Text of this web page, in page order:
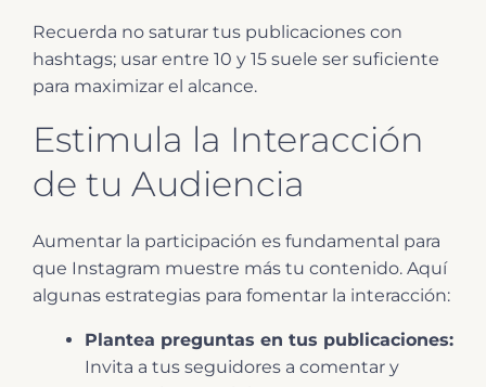
Recuerda no saturar tus publicaciones con
hashtags; usar entre 10 y 15 suele ser suficiente
para maximizar el alcance.
Estimula la Interacción
de tu Audiencia
Aumentar la participación es fundamental para
que Instagram muestre más tu contenido. Aquí
algunas estrategias para fomentar la interacción:
Plantea preguntas en tus publicaciones:
Invita a tus seguidores a comentar y